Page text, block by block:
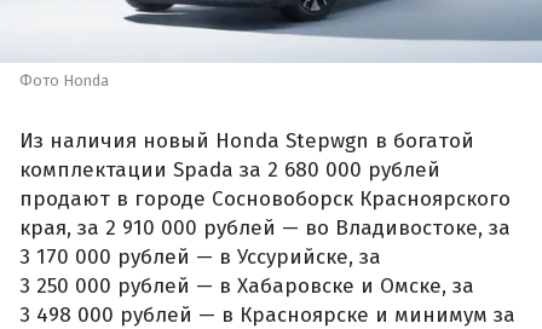
Фото Honda
Из наличия новый Honda Stepwgn в богатой
комплектации Spada за 2 680 000 рублей
продают в городе Сосновоборск Красноярского
края, за 2 910 000 рублей — во Владивостоке, за
3 170 000 рублей — в Уссурийске, за
3 250 000 рублей — в Хабаровске и Омске, за
3 498 000 рублей — в Красноярске и минимум за